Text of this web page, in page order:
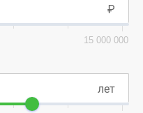
15 000 000